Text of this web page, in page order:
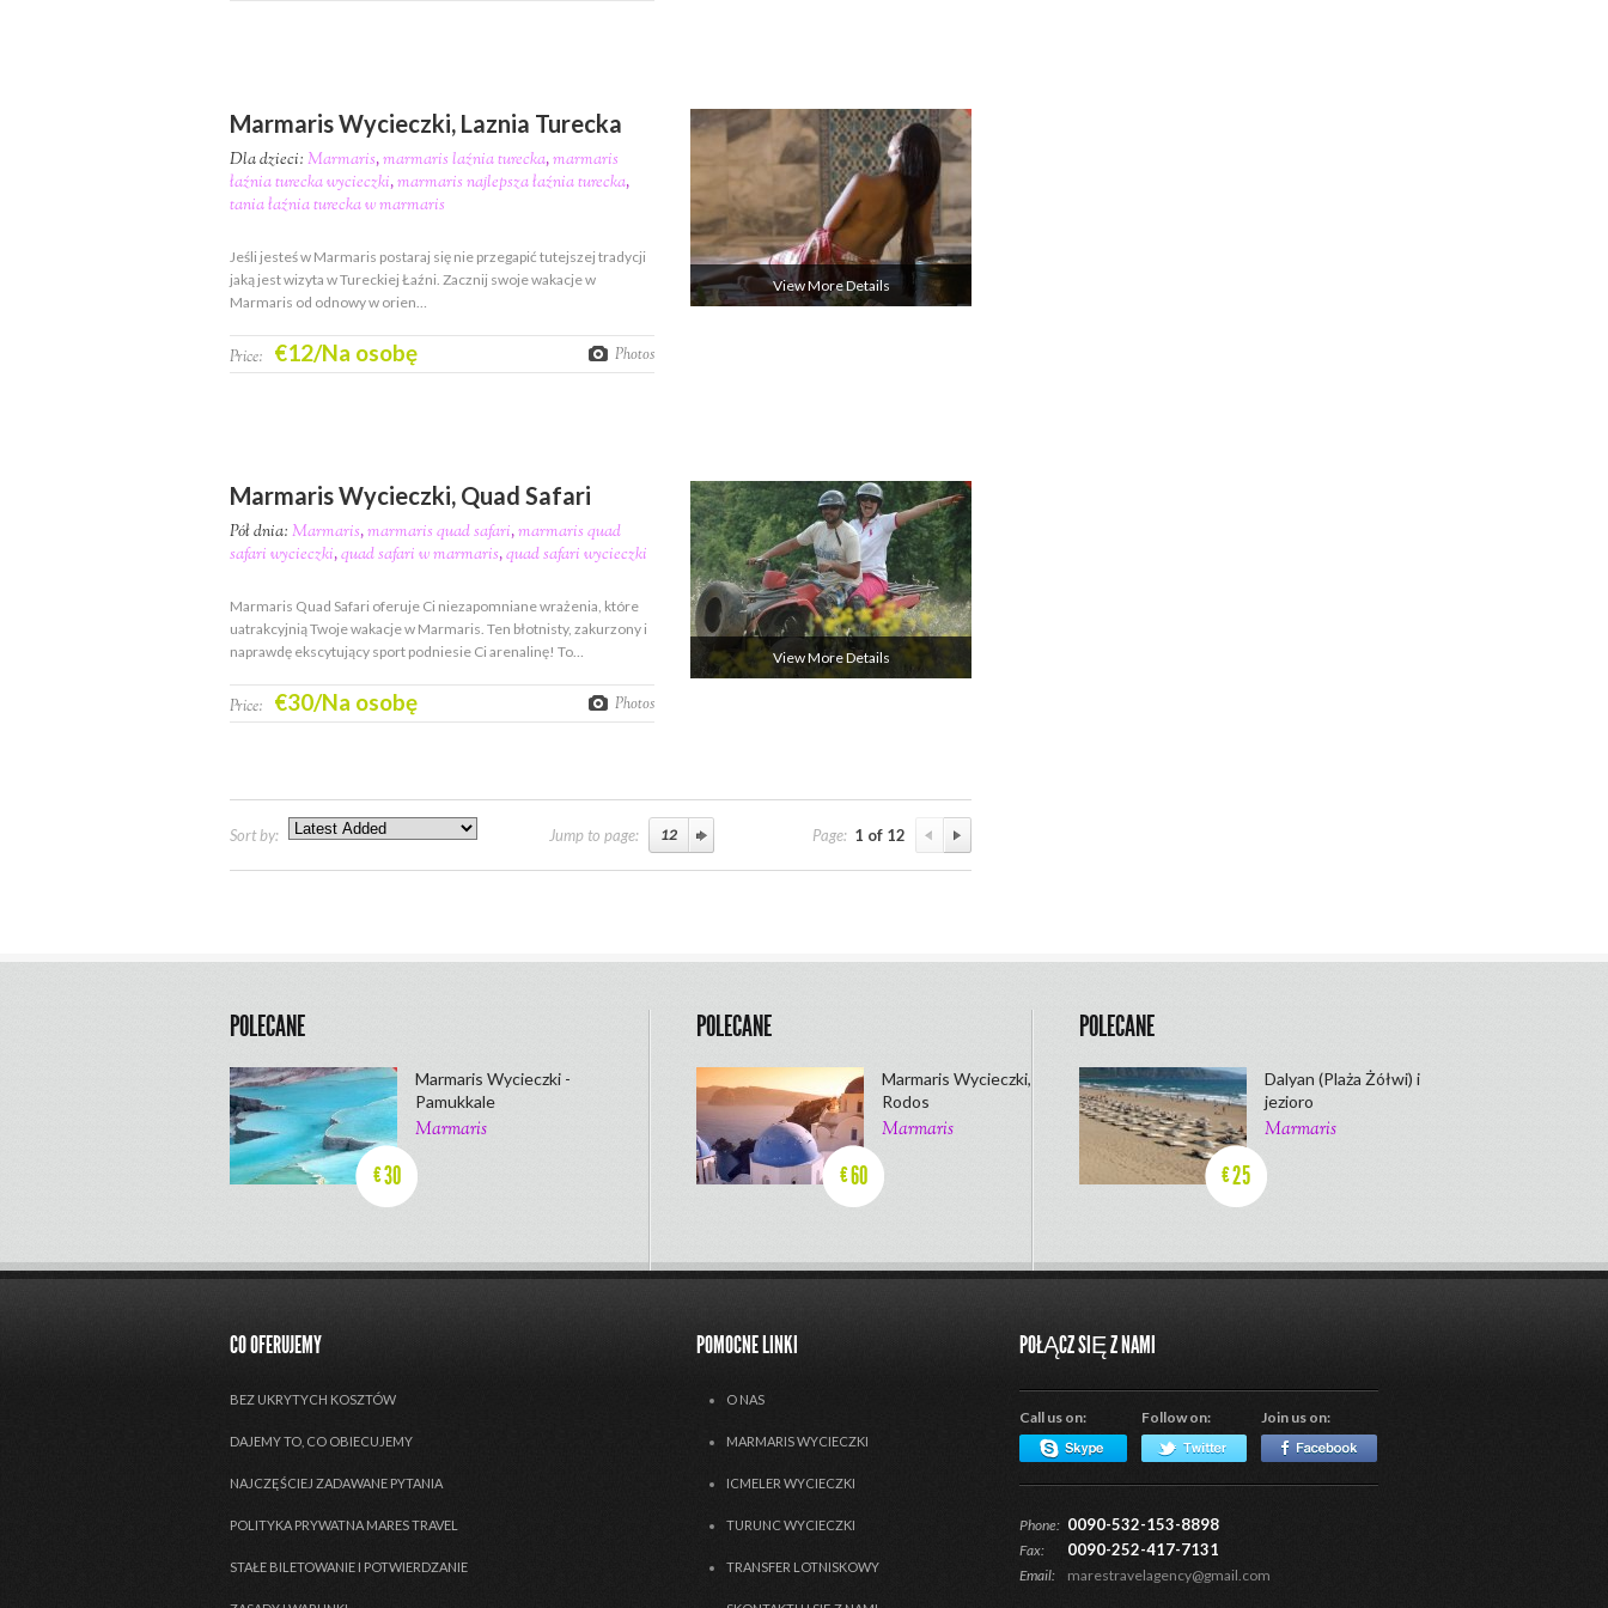
View More Details
Marmaris Wycieczki, Laznia Turecka
Dla dzieci: Marmaris,marmaris laźnia turecka,marmaris
łaźnia turecka wycieczki,marmaris najlepsza łaźnia turecka,
tania łaźnia turecka w marmaris
Jeśli jesteś w Marmaris postaraj się nie przegapić tutejszej tradycji
jaką jest wizyta w Tureckiej Łaźni. Zacznij swoje wakacje w
Marmaris od odnowy w orien…
Price: €12/Na osobę Photos
View More Details
Marmaris Wycieczki, Quad Safari
Pół dnia: Marmaris,marmaris quad safari,marmaris quad
safari wycieczki,quad safari w marmaris,quad safari wycieczki
Marmaris Quad Safari oferuje Ci niezapomniane wrażenia, które
uatrakcyjnią Twoje wakacje w Marmaris. Ten błotnisty, zakurzony i
naprawdę ekscytujący sport podniesie Ci arenalinę! To…
Price: €30/Na osobę Photos
Sort by: Jump to page: Page: 1 of 12
POLECANE
€30
Marmaris Wycieczki -
Pamukkale
Marmaris
POLECANE
€60
Marmaris Wycieczki,
Rodos
Marmaris
POLECANE
€25
Dalyan (Plaża Żółwi) i
jezioro
Marmaris
CO OFERUJEMY
BEZ UKRYTYCH KOSZTÓW
DAJEMY TO, CO OBIECUJEMY
NAJCZĘŚCIEJ ZADAWANE PYTANIA
POLITYKA PRYWATNA MARES TRAVEL
STAŁE BILETOWANIE I POTWIERDZANIE
POMOCNE LINKI
O NAS
MARMARIS WYCIECZKI
ICMELER WYCIECZKI
TURUNC WYCIECZKI
TRANSFER LOTNISKOWY
POŁĄCZ SIĘ Z NAMI
Call us on: Follow on: Join us on:
Phone: 0090-532-153-8898
Fax: 0090-252-417-7131
Email: marestravelagency@gmail.com